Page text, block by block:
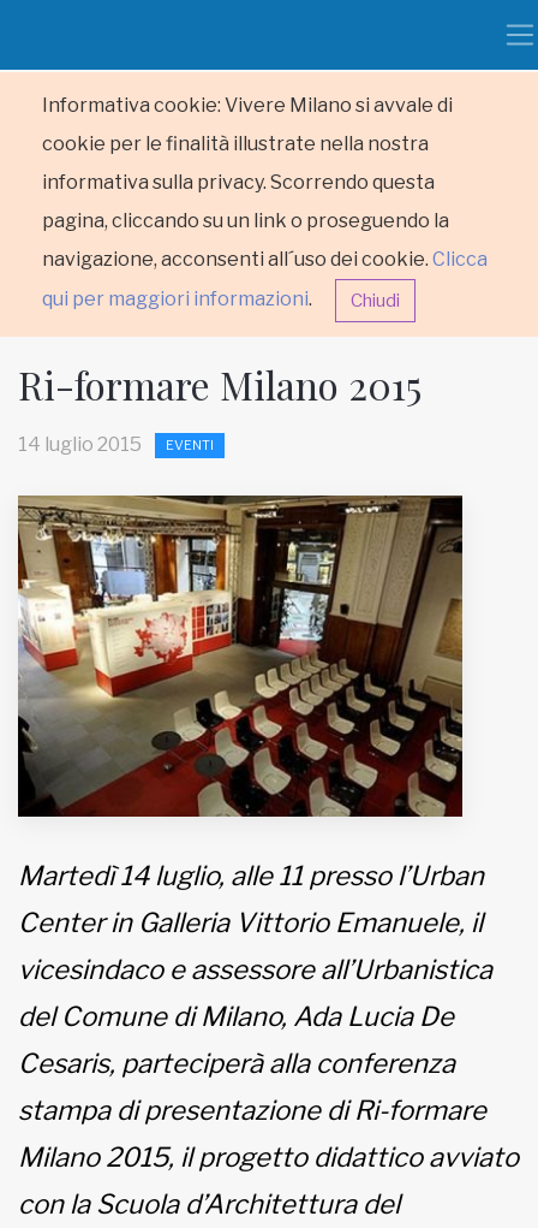
Informativa cookie: Vivere Milano si avvale di
cookie per le finalità illustrate nella nostra
informativa sulla privacy. Scorrendo questa
pagina, cliccando su un link o proseguendo la
navigazione, acconsenti all´uso dei cookie. Clicca
qui per maggiori informazioni. Chiudi
RUBRICHE
MUNICIPI
Inviateci le vostre segnalazioni
Iscriviti alla newsletter
www.viveremilano.info
EDB edizioni - Via Brivio angolo C.
Imbonati, 89 20159 Milano (Italia)
Ri-formare Milano 2015
14 luglio 2015 EVENTI
Martedì 14 luglio, alle 11 presso l’Urban
Center in Galleria Vittorio Emanuele, il
vicesindaco e assessore all’Urbanistica
del Comune di Milano, Ada Lucia De
Cesaris, parteciperà alla conferenza
stampa di presentazione di Ri-formare
Milano 2015, il progetto didattico avviato
con la Scuola d’Architettura del